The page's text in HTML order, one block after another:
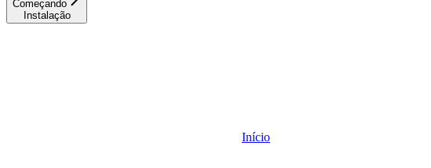
Começando
Instalação
Início